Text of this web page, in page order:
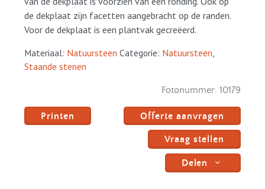
de dekplaat zijn facetten aangebracht op de randen.
Voor de dekplaat is een plantvak gecreëerd.
Materiaal: Natuursteen Categorie: Natuursteen
Staande stenen
Fotonummer: 10179
Offerte aanvragen
Vraag stellen
Delen
Printen